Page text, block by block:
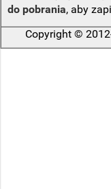
do pobrania, aby
Copyright ©